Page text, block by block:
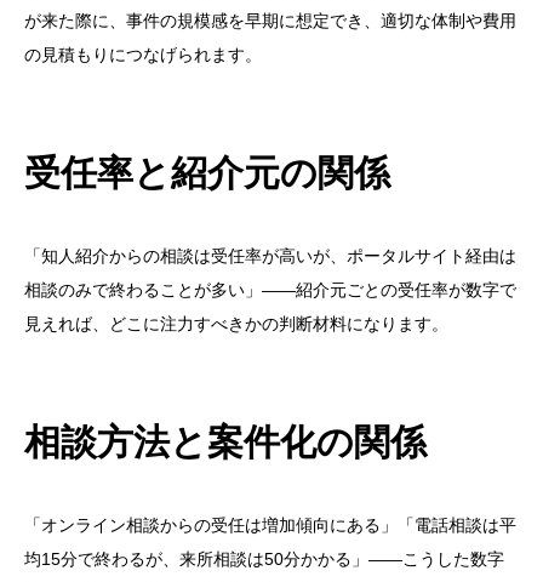
が来た際に、事件の規模感を早期に想定でき、適切な体制や費用
の見積もりにつなげられます。
受任率と紹介元の関係
「知人紹介からの相談は受任率が高いが、ポータルサイト経由は
相談のみで終わることが多い」——紹介元ごとの受任率が数字で
見えれば、どこに注力すべきかの判断材料になります。
相談方法と案件化の関係
「オンライン相談からの受任は増加傾向にある」「電話相談は平
均15分で終わるが、来所相談は50分かかる」——こうした数字